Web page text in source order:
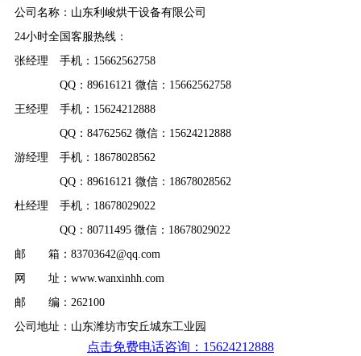
公司名称：山东利峻烘干设备有限公司
24小时全国客服热线：
张经理 手机：15662562758
QQ：89616121 微信：15662562758
王经理 手机：15624212888
QQ：84762562 微信：15624212888
游经理 手机：18678028562
QQ：89616121 微信：18678028562
杜经理 手机：18678029022
QQ：80711495 微信：18678029022
邮 箱：83703642@qq.com
网 址：www.wanxinhh.com
邮 编：262100
公司地址：山东潍坊市安丘城东工业园
点击免费电话咨询：15624212888